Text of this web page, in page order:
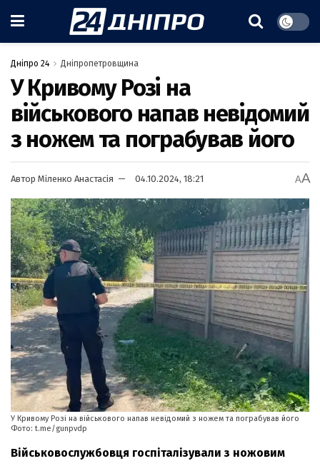
Дніпро 24 Дніпропетровщина
У Кривому Розі на
військового напав невідомий
з ножем та пограбував його
Автор Міленко Анастасія 04.10.2024, 18:21 AA
У Кривому Розі на військового напав невідомий з ножем та пограбував його
Фото: t.me/gunpvdp
Військовослужбовця госпіталізували з ножовим